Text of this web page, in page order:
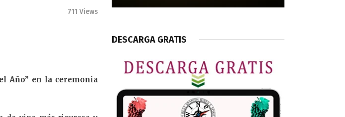
711 Views
Año” en la ceremonia
DESCARGA GRATIS